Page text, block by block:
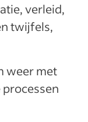
verleid,
twijfels,
weer met